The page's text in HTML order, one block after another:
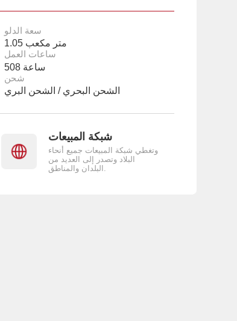
سعة الدلو
1.05 متر مكعب
ساعات العمل
508 ساعة
شحن
الشحن البحري / الشحن البري
شبكة المبيعات
وتغطي شبكة المبيعات جميع أنحاء
البلاد وتصدر إلى العديد من